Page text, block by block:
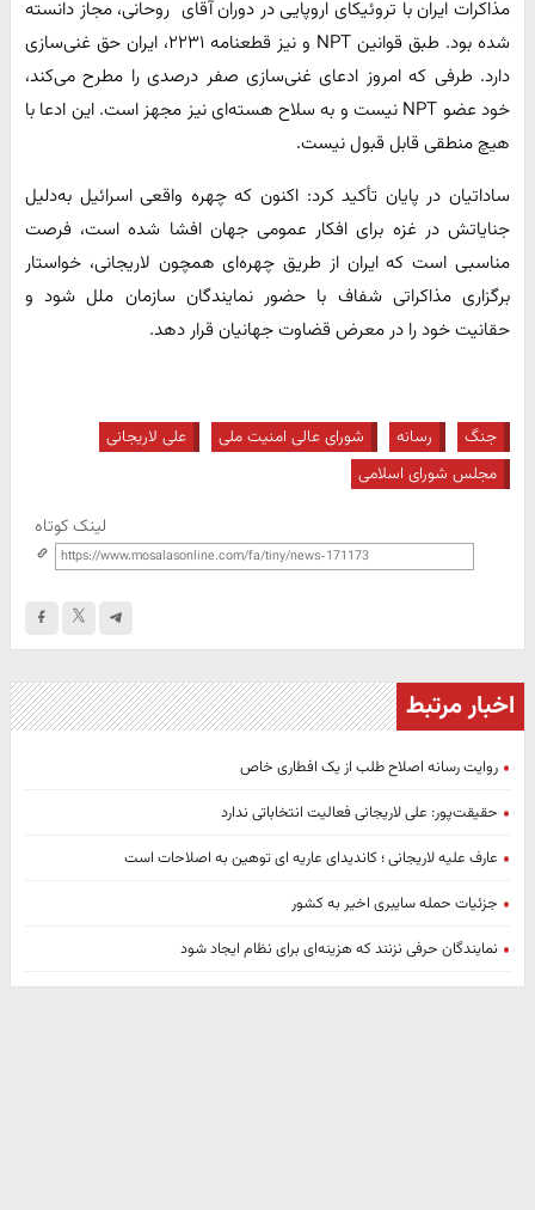
مذاکرات ایران با تروئیکای اروپایی در دوران آقای روحانی، مجاز دانسته
شده بود. طبق قوانین NPT و نیز قطعنامه ۲۲۳۱، ایران حق غنی‌سازی
دارد. طرفی که امروز ادعای غنی‌سازی صفر درصدی را مطرح می‌کند،
خود عضو NPT نیست و به سلاح هسته‌ای نیز مجهز است. این ادعا با
هیچ منطقی قابل قبول نیست.
ساداتیان در پایان تأکید کرد: اکنون که چهره واقعی اسرائیل به‌دلیل
جنایاتش در غزه برای افکار عمومی جهان افشا شده است، فرصت
مناسبی است که ایران از طریق چهره‌ای همچون لاریجانی، خواستار
برگزاری مذاکراتی شفاف با حضور نمایندگان سازمان ملل شود و
حقانیت خود را در معرض قضاوت جهانیان قرار دهد.
جنگ رسانه شورای عالی امنیت ملی
علی لاریجانی
مجلس شورای اسلامی
لینک کوتاه
اخبار مرتبط
روایت رسانه اصلاح طلب از یک افطاری خاص
حقیقت‌پور: علی لاریجانی فعالیت انتخاباتی ندارد
عارف علیه لاریجانی ؛ کاندیدای عاریه ای توهین به اصلاحات است
جزئیات حمله سایبری اخیر به کشور
نمایندگان حرفی نزنند که هزینه‌ای برای نظام ایجاد شود